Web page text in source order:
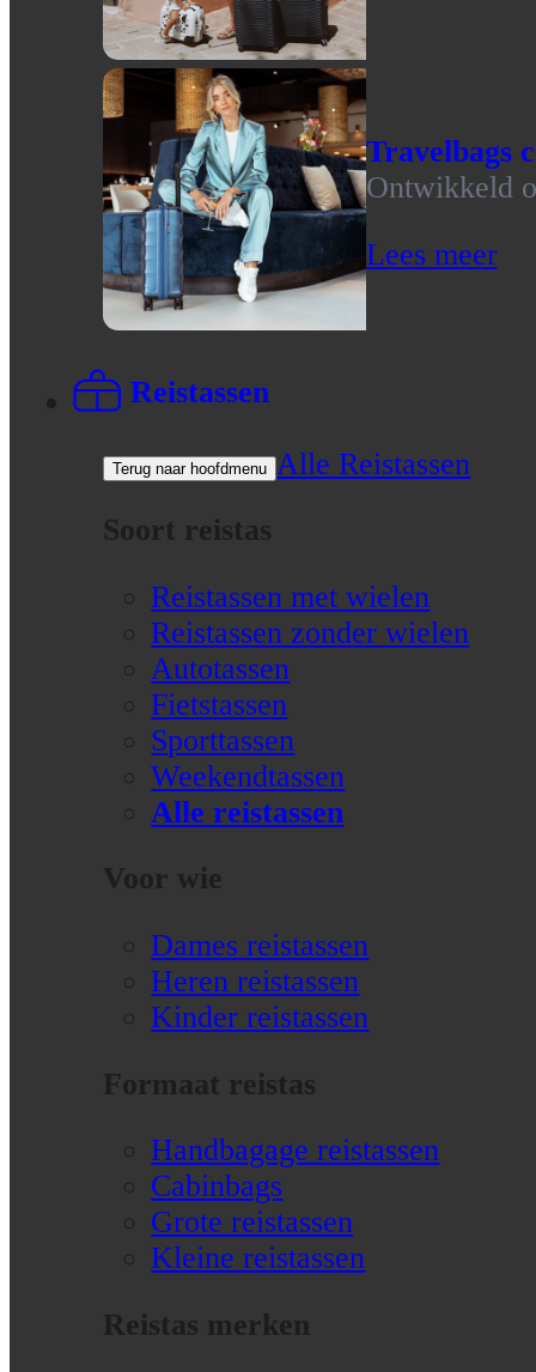
Travelbags
Ontwikkeld
Lees meer
Reistassen
Terug naar hoofdmenu
Alle Reistassen
Soort reistas
Reistassen met wielen
Reistassen zonder wielen
Autotassen
Fietstassen
Sporttassen
Weekendtassen
Alle reistassen
Voor wie
Dames reistassen
Heren reistassen
Kinder reistassen
Formaat reistas
Handbagage reistassen
Cabinbags
Grote reistassen
Kleine reistassen
Reistas merken